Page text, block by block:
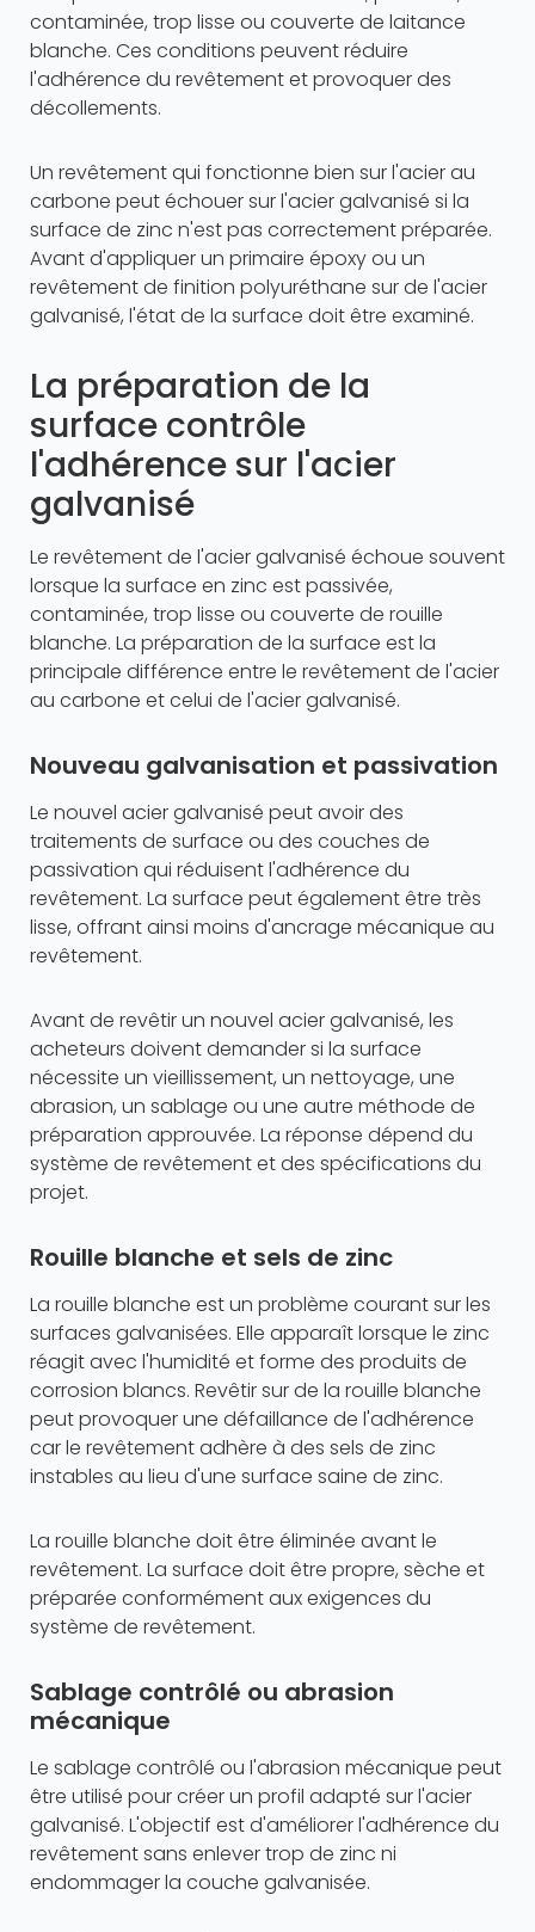
contaminée, trop lisse ou couverte de laitance
blanche. Ces conditions peuvent réduire
l'adhérence du revêtement et provoquer des
décollements.
Un revêtement qui fonctionne bien sur l'acier au
carbone peut échouer sur l'acier galvanisé si la
surface de zinc n'est pas correctement préparée.
Avant d'appliquer un primaire époxy ou un
revêtement de finition polyuréthane sur de l'acier
galvanisé, l'état de la surface doit être examiné.
La préparation de la
surface contrôle
l'adhérence sur l'acier
galvanisé
Le revêtement de l'acier galvanisé échoue souvent
lorsque la surface en zinc est passivée,
contaminée, trop lisse ou couverte de rouille
blanche. La préparation de la surface est la
principale différence entre le revêtement de l'acier
au carbone et celui de l'acier galvanisé.
Nouveau galvanisation et passivation
Le nouvel acier galvanisé peut avoir des
traitements de surface ou des couches de
passivation qui réduisent l'adhérence du
revêtement. La surface peut également être très
lisse, offrant ainsi moins d'ancrage mécanique au
revêtement.
Avant de revêtir un nouvel acier galvanisé, les
acheteurs doivent demander si la surface
nécessite un vieillissement, un nettoyage, une
abrasion, un sablage ou une autre méthode de
préparation approuvée. La réponse dépend du
système de revêtement et des spécifications du
projet.
Rouille blanche et sels de zinc
La rouille blanche est un problème courant sur les
surfaces galvanisées. Elle apparaît lorsque le zinc
réagit avec l'humidité et forme des produits de
corrosion blancs. Revêtir sur de la rouille blanche
peut provoquer une défaillance de l'adhérence
car le revêtement adhère à des sels de zinc
instables au lieu d'une surface saine de zinc.
La rouille blanche doit être éliminée avant le
revêtement. La surface doit être propre, sèche et
préparée conformément aux exigences du
système de revêtement.
Sablage contrôlé ou abrasion
mécanique
Le sablage contrôlé ou l'abrasion mécanique peut
être utilisé pour créer un profil adapté sur l'acier
galvanisé. L'objectif est d'améliorer l'adhérence du
revêtement sans enlever trop de zinc ni
endommager la couche galvanisée.